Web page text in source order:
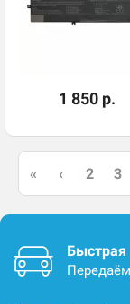
1 850 р.
« ‹ 2 3
Быстрая